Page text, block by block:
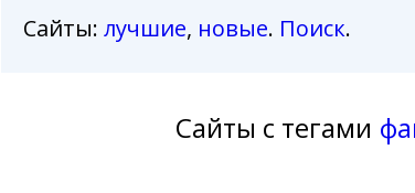
Сайты: лучшие, новые. Поиск.
Сайты с тегами